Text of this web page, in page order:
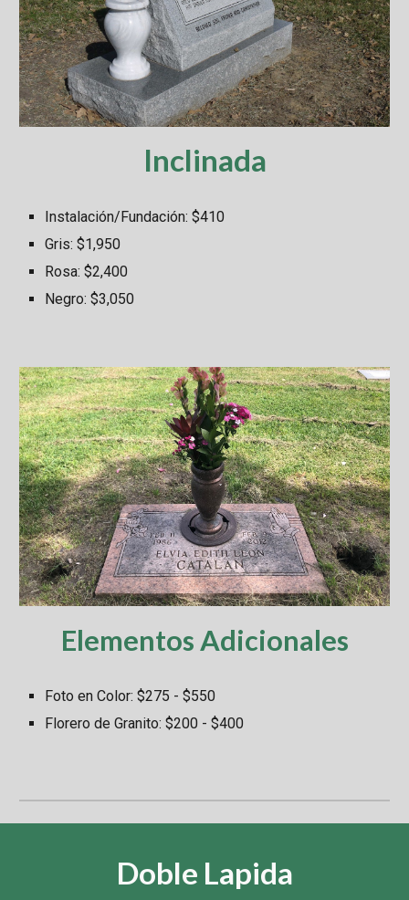
Inclinada
Instalación/Fundación: $410
Gris: $1,950
Rosa: $2,400
Negro: $3,050
Elementos Adicionales
Fotoen Color: $275 - $550
Florero de Granito: $200 - $400
Doble Lapida